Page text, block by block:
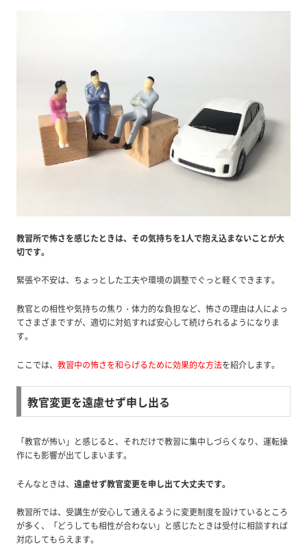
教習所で怖さを感じたときは、その気持ちを1人で抱え込まないことが大
切です。
緊張や不安は、ちょっとした工夫や環境の調整でぐっと軽くできます。
教官との相性や気持ちの焦り・体力的な負担など、怖さの理由は人によっ
てさまざまですが、適切に対処すれば安心して続けられるようになりま
す。
ここでは、 教習中の怖さを和らげるために効果的な方法を紹介します。
教官変更を遠慮せず申し出る
「教官が怖い」と感じると、それだけで教習に集中しづらくなり、運転操
作にも影響が出てしまいます。
そんなときは、 遠慮せず教官変更を申し出て大丈夫です。
教習所では、受講生が安心して通えるように変更制度を設けているところ
が多く、「どうしても相性が合わない」と感じたときは受付に相談すれば
対応してもらえます。